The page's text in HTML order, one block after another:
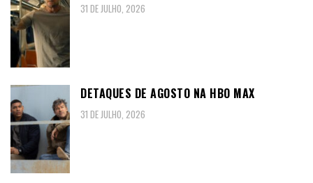
31 DE JULHO, 2026
DETAQUES DE AGOSTO NA HBO MAX
31 DE JULHO, 2026